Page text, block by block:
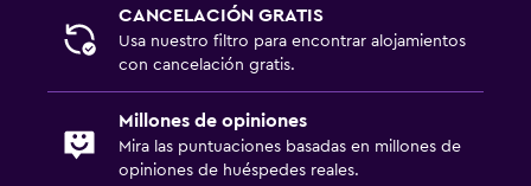
CANCELACIÓN GRATIS
Usa nuestro filtro para encontrar alojamientos
con cancelación gratis.
Millones de opiniones
Mira las puntuaciones basadas en millones de
opiniones de huéspedes reales.